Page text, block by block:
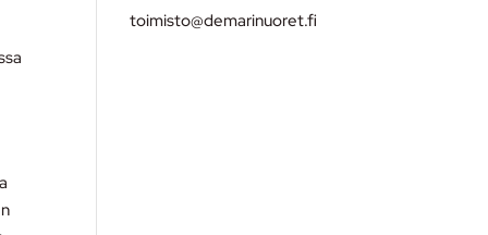
toimisto@demarinuoret.fi